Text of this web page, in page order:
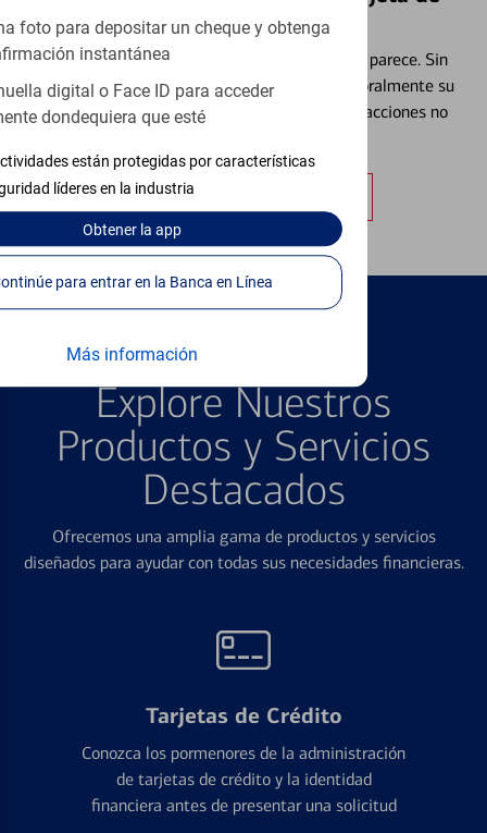
foto para depositar un cheque y obtenga
instantánea
digital o Face ID para acceder
dondequiera que esté
están protegidas por características
líderes en la industria
Obtenerla app
Continúe para entrar en la Banca en Línea
Más información
Débito⁴
Extraviar una tarjeta es más común de lo que parece. Sin
embargo, puede bloquear y desbloquear temporalmente su
tarjeta de débito para ayudar a prevenir transacciones no
Obtener más información
PRODUCTOS DESTACADOS
Explore Nuestros
Productos y Servicios
Destacados
Ofrecemos una amplia gama de productos y servicios
diseñados para ayudar con todas sus necesidades financieras.
Tarjetas de Crédito
Conozca los pormenores de la administración
de tarjetas de crédito y la identidad
financiera antes de presentar una solicitud